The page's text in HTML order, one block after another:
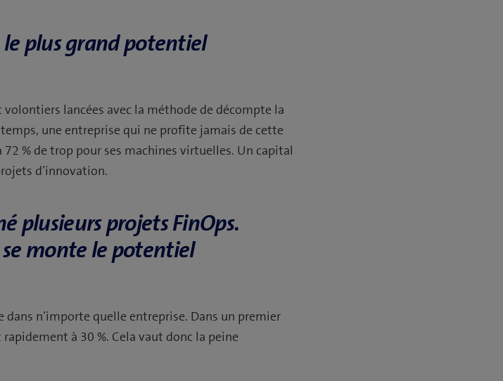
plus grand potentiel
lancées avec la méthode de décompte la
une entreprise qui ne profite jamais de cette
% de trop pour ses machines virtuelles. Un capital
d’innovation.
plusieurs projets FinOps.
monte le potentiel
n’importe quelle entreprise. Dans un premier
à 30 %. Cela vaut donc la peine